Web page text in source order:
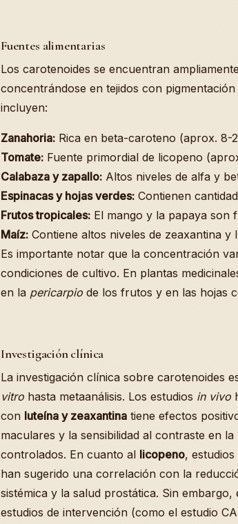
Fuentes alimentarias
Los carotenoides se encuentran
concentrándose en tejidos con
incluyen:
Zanahoria: Rica en beta-caroteno (aprox. 8-
Tomate: Fuente primordial de licopeno
Calabaza y zapallo: Altos niveles de alfa y
Espinacas y hojas verdes: Contienen
Frutos tropicales: El mango y la papaya son
Maíz: Contiene altos niveles de zeaxantina y
Es importante notar que la concentración
condiciones de cultivo. En plantas
en la pericarpio de los frutos y en las hojas
Investigación clínica
La investigación clínica sobre carotenoides
vitro hasta metaanálisis. Los estudios in vivo
con luteína y zeaxantina tiene efectos
maculares y la sensibilidad al contraste en
controlados. En cuanto al licopeno,
han sugerido una correlación con la
sistémica y la salud prostática. Sin
estudios de intervención (como el estudio